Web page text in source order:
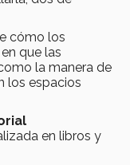
cómo los
que las
la manera de
los espacios
en libros y